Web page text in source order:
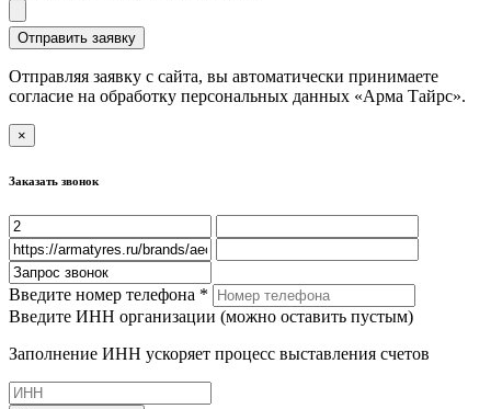
Отправить заявку
Отправляя заявку с сайта, вы автоматически принимаете
согласие на обработку персональных данных «Арма Тайрс».
×
Заказать звонок
Введите номер телефона *
Введите ИНН организации (можно оставить пустым)
Заполнение ИНН ускоряет процесс выставления счетов